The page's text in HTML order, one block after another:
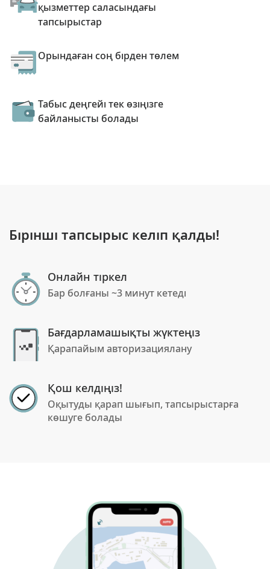
қызметтер саласындағы
тапсырыстар
Орындаған соң бірден төлем
Табыс деңгейі тек өзіңізге
байланысты болады
Бірінші тапсырыс келіп қалды!
Онлайн тіркел
Бар болғаны ~3 минут кетеді
Бағдарламашықты жүктеңіз
Қарапайым авторизациялану
Қош келдіңіз!
Оқытуды қарап шығып, тапсырыстарға
көшуге болады